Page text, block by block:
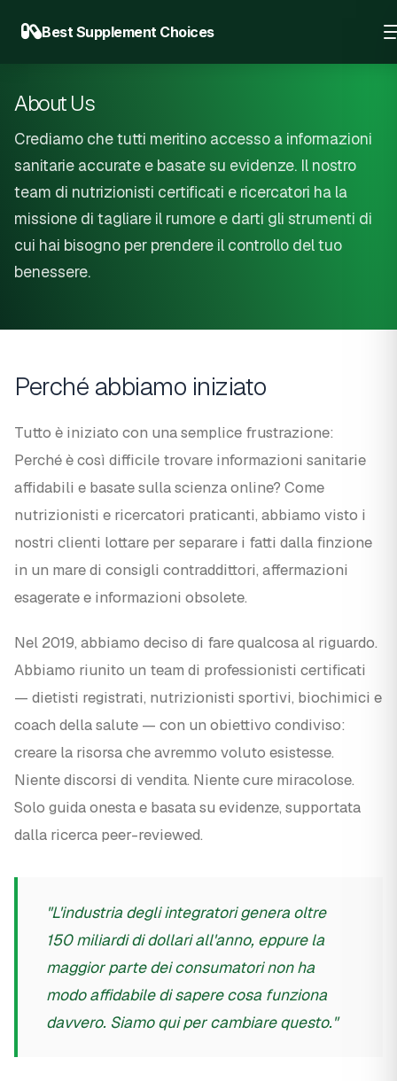
Best Supplement Choices
About Us
Crediamo che tutti meritino accesso a informazioni
sanitarie accurate e basate su evidenze. Il nostro
team di nutrizionisti certificati e ricercatori ha la
missione di tagliare il rumore e darti gli strumenti di
cui hai bisogno per prendere il controllo del tuo
benessere.
Perché abbiamo iniziato
Tutto è iniziato con una semplice frustrazione:
Perché è così difficile trovare informazioni sanitarie
affidabili e basate sulla scienza online? Come
nutrizionisti e ricercatori praticanti, abbiamo visto i
nostri clienti lottare per separare i fatti dalla finzione
in un mare di consigli contraddittori, affermazioni
esagerate e informazioni obsolete.
Nel 2019, abbiamo deciso di fare qualcosa al riguardo.
Abbiamo riunito un team di professionisti certificati
— dietisti registrati, nutrizionisti sportivi, biochimici e
coach della salute — con un obiettivo condiviso:
creare la risorsa che avremmo voluto esistesse.
Niente discorsi di vendita. Niente cure miracolose.
Solo guida onesta e basata su evidenze, supportata
dalla ricerca peer-reviewed.
"L'industria degli integratori genera oltre
150 miliardi di dollari all'anno, eppure la
maggior parte dei consumatori non ha
modo affidabile di sapere cosa funziona
davvero. Siamo qui per cambiare questo."